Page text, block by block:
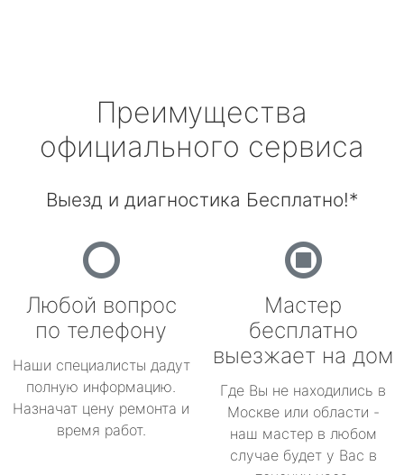
Преимущества
официального сервиса
Выезд и диагностика Бесплатно!*
Любой вопрос
по телефону
Наши специалисты дадут
полную информацию.
Назначат цену ремонта и
время работ.
Мастер
бесплатно
выезжает на дом
Где Вы не находились в
Москве или области -
наш мастер в любом
случае будет у Вас в